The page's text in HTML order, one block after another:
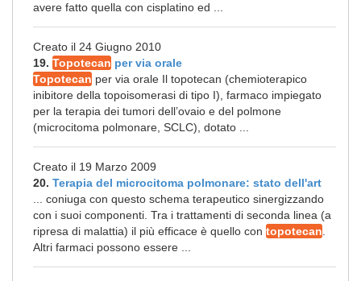
avere fatto quella con cisplatino ed ...
Creato il 24 Giugno 2010
19. Topotecan per via orale
Topotecan per via orale Il topotecan (chemioterapico
inibitore della topoisomerasi di tipo I), farmaco impiegato
per la terapia dei tumori dell’ovaio e del polmone
(microcitoma polmonare, SCLC), dotato ...
Creato il 19 Marzo 2009
20. Terapia del microcitoma polmonare: stato dell'art
... coniuga con questo schema terapeutico sinergizzando
con i suoi componenti. Tra i trattamenti di seconda linea (a
ripresa di malattia) il più efficace è quello con topotecan
Altri farmaci possono essere ...